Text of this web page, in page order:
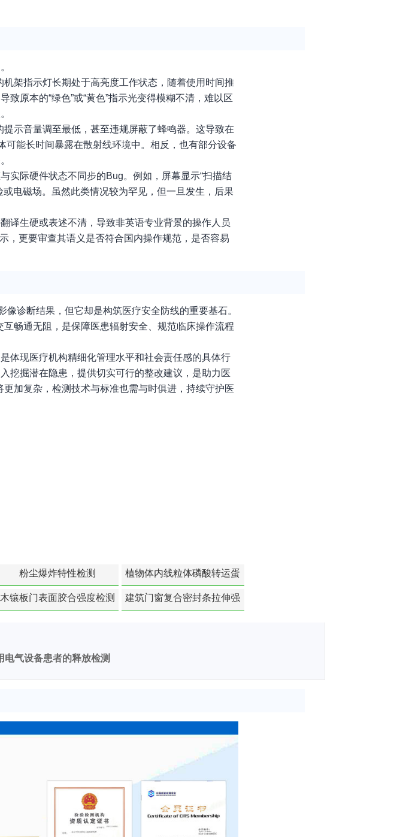
架指示灯长期处于高亮度工作状态，随着使用时间推
原本的“绿色”或“黄色”指示光变得模糊不清，难以区
示音量调至最低，甚至违规屏蔽了蜂鸣器。这导致在
可能长时间暴露在散射线环境中。相反，也有部分设备
实际硬件状态不同步的Bug。例如，屏幕显示“扫描结
电磁场。虽然此类情况较为罕见，但一旦发生，后果
译生硬或表述不清，导致非英语专业背景的操作人员
，更要审查其语义是否符合国内操作规范，是否容易
诊断结果，但它却是构筑医疗安全防线的重要基石。
畅通无阻，是保障医患辐射安全、规范临床操作流程
体现医疗机构精细化管理水平和社会责任感的具体行
挖掘潜在隐患，提供切实可行的整改建议，是助力医
加复杂，检测技术与标准也需与时俱进，持续守护医
粉尘爆炸特性检测
植物体内线粒体磷酸转运蛋
白活性检测
木镶板门表面胶合强度检测
建筑门窗复合密封条拉伸强
电气设备患者的释放检测